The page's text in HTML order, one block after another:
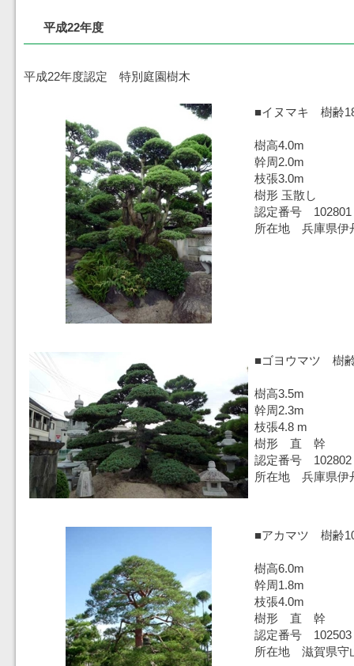
平成22年度
平成22年度認定 特別庭園樹木
■イヌマキ 樹齢
樹高4.0m
幹周2.0m
枝張3.0m
樹形 玉散し
認定番号 102801
所在地 兵庫県伊
■ゴヨウマツ 樹
樹高3.5m
幹周2.3m
枝張4.8 m
樹形 直 幹
認定番号 102802
所在地 兵庫県伊
■アカマツ 樹齢
樹高6.0m
幹周1.8m
枝張4.0m
樹形 直 幹
認定番号 102503
所在地 滋賀県守